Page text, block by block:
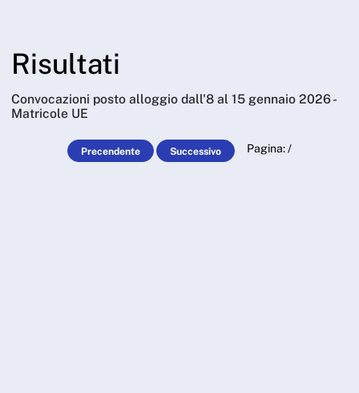
Cerca - ARDSU
Risultati
Convocazioni posto alloggio dall'8 al 15 gennaio 2026 -
Matricole UE
Precendente Successivo Pagina:/